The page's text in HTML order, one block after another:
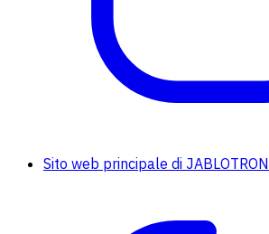
Sito web principale di JABLOTRON